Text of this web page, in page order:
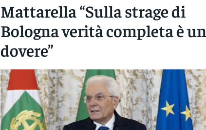
Mattarella “Sulla strage di
Bologna verità completa è un
dovere”